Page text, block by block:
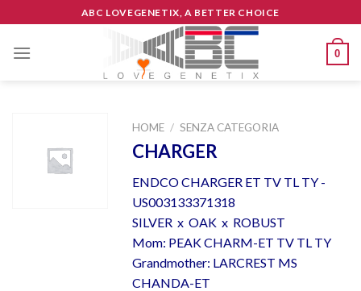
to
content
ABC LOVEGENETIX, A BETTER CHOICE
0
HOME / SENZA CATEGORIA
CHARGER
ENDCO CHARGER ET TV TL TY -
US003133371318
SILVER x OAK x ROBUST
Mom: PEAK CHARM-ET TV TL TY
Grandmother: LARCREST MS
CHANDA-ET